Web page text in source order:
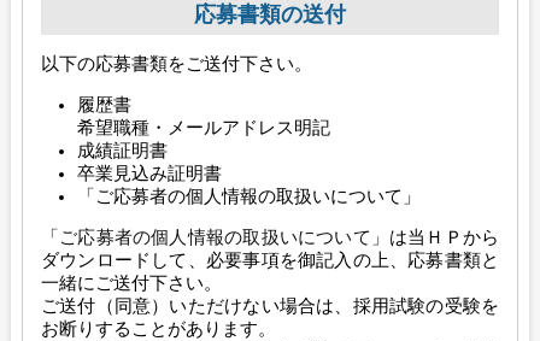
応募書類の送付
以下の応募書類をご送付下さい。
履歴書
希望職種・メールアドレス明記
成績証明書
卒業見込み証明書
「ご応募者の個人情報の取扱いについて」
「ご応募者の個人情報の取扱いについて」 は当ＨＰから
ダウンロードして、必要事項を御記入の上、応募書類と
一緒にご送付下さい。
ご送付（同意）いただけない場合は、採用試験の受験を
お断りすることがあります。